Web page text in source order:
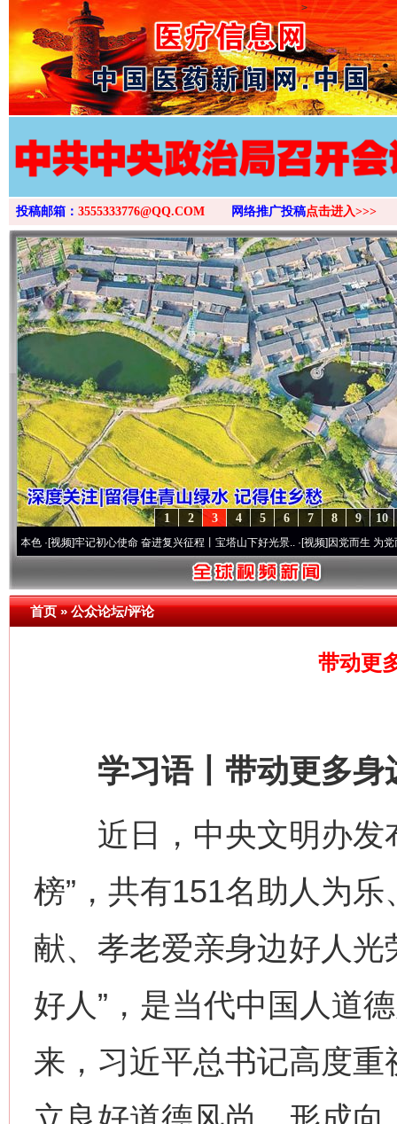
>
投稿邮箱： 3555333776@QQ.COM 网络推广投稿点击进入>>>
10
9
8
7
6
5
4
3
2
1
牢记初心使命 奋进复兴征程丨宝塔山下好光景..·[视频]因党而生 为党而战——百
首页»公众论坛/评论
带动更
学习语丨带动更多身
近日，中央文明办发
榜”，共有151名助人为
献、孝老爱亲身边好人光
好人”，是当代中国人道
来，习近平总书记高度